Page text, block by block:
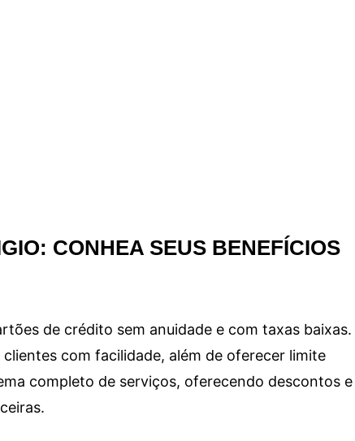
CONHEA SEUS BENEFÍCIOS
de crédito sem anuidade e com taxas baixas.
com facilidade, além de oferecer limite
completo de serviços, oferecendo descontos e